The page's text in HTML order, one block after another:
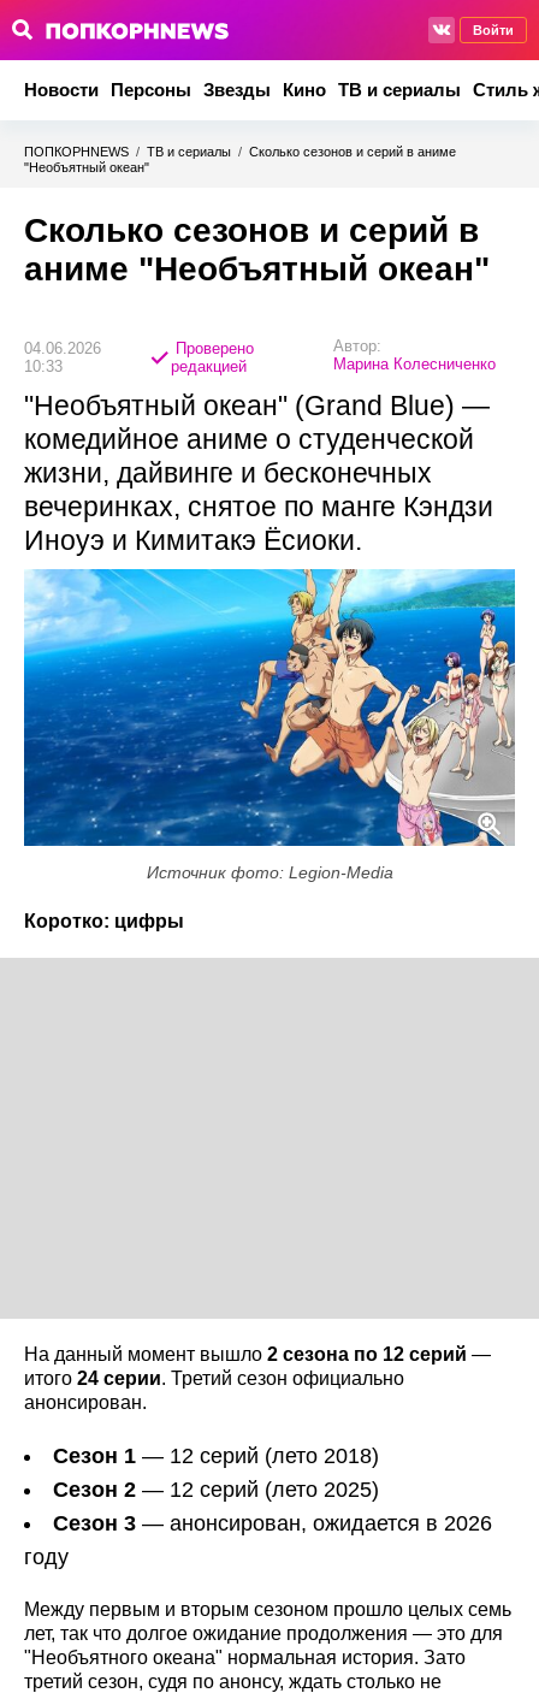
Войти
Новости Персоны Звезды Кино ТВ и сериалы Стиль
ПОПКОРНNEWS / ТВ и сериалы / Сколько сезонов и серий в аниме
"Необъятный океан"
Сколько сезонов и серий в
аниме "Необъятный океан"
04.06.2026
10:33
Проверено
редакцией
Автор:
Марина Колесниченко
"Необъятный океан" (Grand Blue) —
комедийное аниме о студенческой
жизни, дайвинге и бесконечных
вечеринках, снятое по манге Кэндзи
Иноуэ и Кимитакэ Ёсиоки.
Источник фото: Legion-Media
Коротко: цифры
На данный момент вышло 2 сезона по 12 серий —
итого 24 серии. Третий сезон официально
анонсирован.
Сезон 1 — 12 серий (лето 2018)
Сезон 2 — 12 серий (лето 2025)
Сезон 3 — анонсирован, ожидается в 2026
году
Между первым и вторым сезоном прошло целых семь
лет, так что долгое ожидание продолжения — это для
"Необъятного океана" нормальная история. Зато
третий сезон, судя по анонсу, ждать столько не